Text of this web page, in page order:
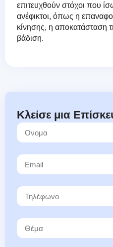
επιτευχθούν στόχοι που
ανέφικτοι, όπως η
κίνησης, η αποκατάσταση
βάδιση.
Κλείσε μια